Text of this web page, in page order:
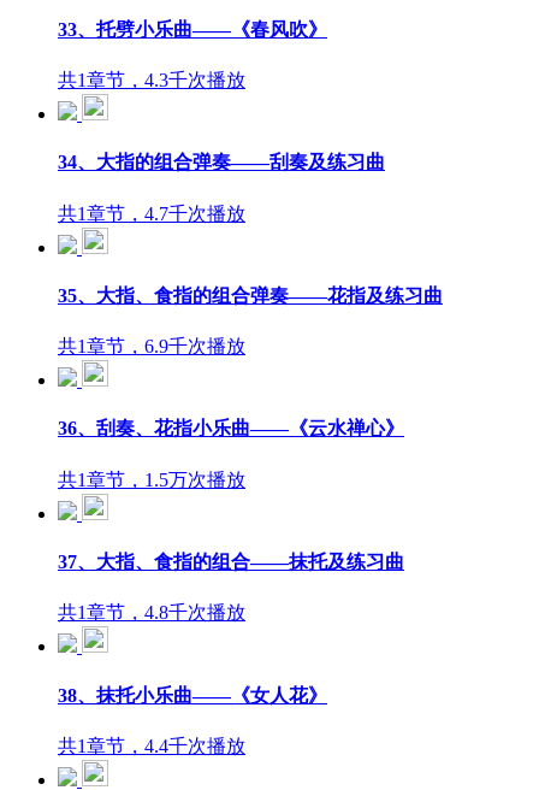
33、托劈小乐曲——《春风吹》
共1章节，4.3千次播放
34、大指的组合弹奏——刮奏及练习曲
共1章节，4.7千次播放
35、大指、食指的组合弹奏——花指及练习曲
共1章节，6.9千次播放
36、刮奏、花指小乐曲——《云水禅心》
共1章节，1.5万次播放
37、大指、食指的组合——抹托及练习曲
共1章节，4.8千次播放
38、抹托小乐曲——《女人花》
共1章节，4.4千次播放